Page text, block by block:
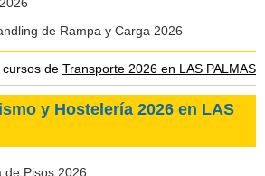
de Rampa y Carga 2026
de Transporte 2026 en LAS PALMAS
y Hostelería 2026 en LAS
de Pisos 2026